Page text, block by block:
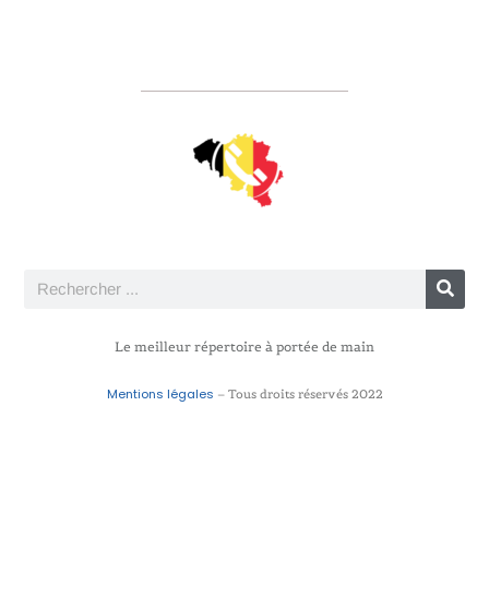
Le meilleur répertoire à portée de main
Mentions légales – Tous droits réservés 2022